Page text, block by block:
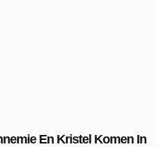
En Kristel Komen In